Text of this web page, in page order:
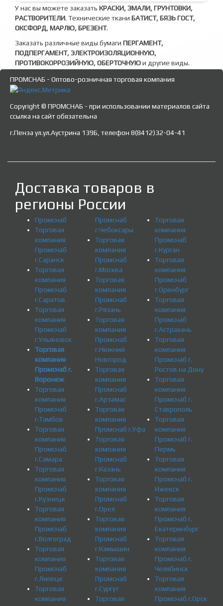
У нас вы можете заказать КРАСКИ, ЭМАЛИ, ГРУНТОВКИ,
РАСТВОРИТЕЛИ. Технические ткани БАТИСТ, БЯЗЬ ГОСТ,
ОКСФОРД, МАРЛЮ, БРЕЗЕНТ.
Заказать различные виды бумаги ПЕРГАМЕНТ,
ПОДПЕРГАМЕНТ, ЭЛЕКТРОИЗОЛЯЦИОННУЮ,
ПРОТИВОКОРРОЗИЙНУЮ, ОБЕРТОЧНУЮи другие виды.
ПРОМСНАБ - Оптово-розничная торговая компания
Copyright © ПРОМСНАБ - при использовании материалов сайта
ссылка на сайт обязательна
г.Пенза ул.ул.Аустрина 139Б, телефон 8(8412)32-04-41
Доставка товаров в
регионы России
Промснаб
Торговая
компания
Промснаб
г.Саранск
Торговая
компания
Промснаб
г.Саратов
Торговая
компания
Промснаб
г.Ульяновск
Торговая
компания
Промснаб г.
Воронеж
Торговая
компания
Промснаб
г.Тамбов
Торговая
компания
Промснаб
г.Самара
Торговая
компания
Промснаб
г.Кузнецк
Торговая
компания
Промснаб
г.Волгоград
Торговая
компания
Промснаб
г.Липецк
Торговая
компания
Промснаб
г.Чебоксары
Торговая
компания
Промснаб
г.Москва
Торговая
компания
Промснаб
г.Рязань
Торговая
компания
Промснаб
г.Нижний
Новгород
Торговая
компания
Промснаб
г.Арзамас
Торговая
компания
Промснаб г.Уфа
Торговая
компания
Промснаб
г.Казань
Торговая
компания
Промснаб
г.Орел
Торговая
компания
Промснаб
г.Камышин
Торговая
компания
Промснаб
г.Сургут
Торговая
Торговая
компания
Промснаб
г.Курган
Торговая
компания
Промснаб
г.Оренбург
Торговая
компания
Промснаб
г.Астрахань
Торговая
компания
Промснаб г.
Ростов на Дону
Торговая
компания
Промснаб г.
Ставрополь
Торговая
компания
Промснаб г.
Пермь
Торговая
компания
Промснаб г.
Ижевск
Торговая
компания
Промснаб г.
Екатеринбург
Торговая
компания
Промснаб г.
Челябинск
Торговая
компания
Промснаб г.Орск